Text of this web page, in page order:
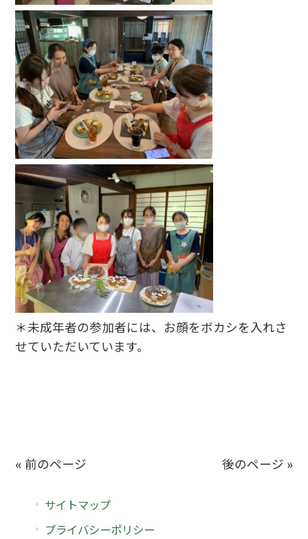
＊未成年者の参加者には、お顔をボカシを入れさ
せていただいています。
« 前のページ 後のページ »
サイトマップ
プライバシーポリシー